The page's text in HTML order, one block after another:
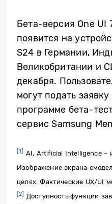
Бета-версия One UI
появится на
S24 в Германии,
Великобритании и
декабря.
могут подать
программе бета-
сервис Samsung
[1] AI, Artificial Intelligence –
Изображение экрана
целях. Фактические UX/UI
[2] Доступность функции